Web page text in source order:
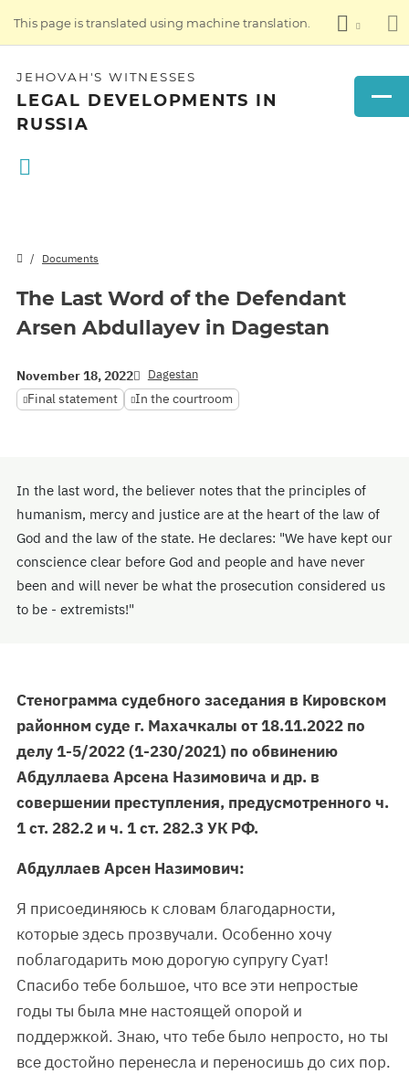
This page is translated using machine translation.
JEHOVAH'S WITNESSES
LEGAL DEVELOPMENTS IN
RUSSIA
Documents
The Last Word of the Defendant
Arsen Abdullayev in Dagestan
November 18, 2022 Dagestan
Final statement In the courtroom
In the last word, the believer notes that the principles of
humanism, mercy and justice are at the heart of the law of
God and the law of the state. He declares: "We have kept our
conscience clear before God and people and have never
been and will never be what the prosecution considered us
to be - extremists!"
Стенограмма судебного заседания в Кировском
районном суде г. Махачкалы от 18.11.2022 по
делу 1-5/2022 (1-230/2021) по обвинению
Абдуллаева Арсена Назимовича и др. в
совершении преступления, предусмотренного ч.
1 ст. 282.2 и ч. 1 ст. 282.3 УК РФ.
Абдуллаев Арсен Назимович:
Я присоединяюсь к словам благодарности,
которые здесь прозвучали. Особенно хочу
поблагодарить мою дорогую супругу Суат!
Спасибо тебе большое, что все эти непростые
годы ты была мне настоящей опорой и
поддержкой. Знаю, что тебе было непросто, но ты
все достойно перенесла и переносишь до сих пор.